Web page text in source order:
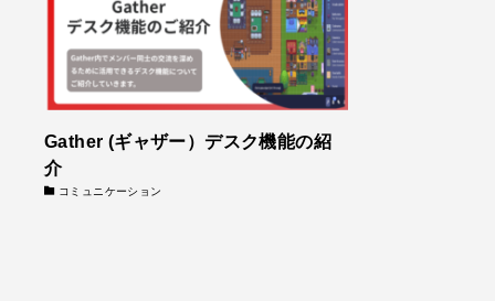
Gather (ギャザー）デスク機能の紹
介
コミュニケーション